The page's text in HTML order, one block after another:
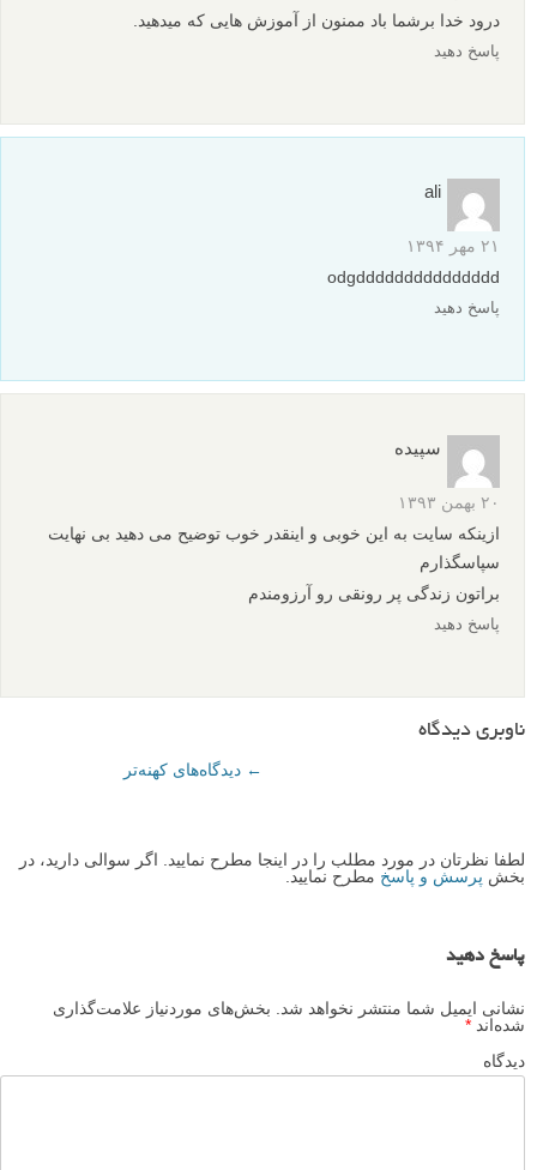
درود خدا برشما باد ممنون از آموزش هایی که میدهید.
پاسخ دهید
ali
۲۱ مهر ۱۳۹۴
odgddddddddddddddd
پاسخ دهید
سپیده
۲۰ بهمن ۱۳۹۳
ازینکه سایت به این خوبی و اینقدر خوب توضیح می دهید بی نهایت
سپاسگذارم
براتون زندگی پر رونقی رو آرزومندم
پاسخ دهید
ناوبری دیدگاه
← دیدگاه‌های کهنه‌تر
لطفا نظرتان در مورد مطلب را در اینجا مطرح نمایید. اگر سوالی دارید، در
بخش پرسش و پاسخ مطرح نمایید.
پاسخ دهید
نشانی ایمیل شما منتشر نخواهد شد.
بخش‌های موردنیاز علامت‌گذاری
شده‌اند *
دیدگاه